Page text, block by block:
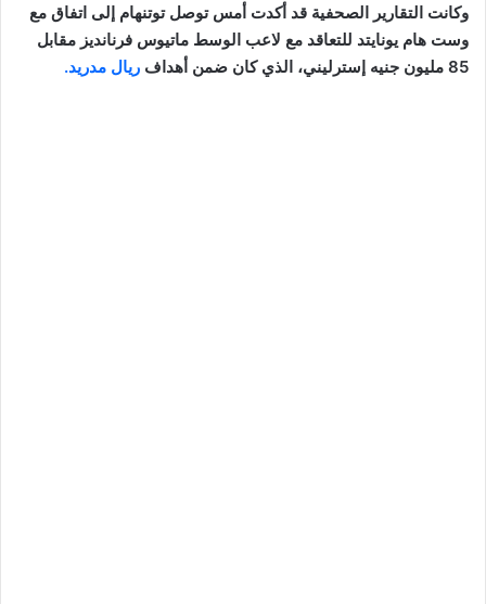
وكانت التقارير الصحفية قد أكدت أمس توصل توتنهام إلى اتفاق مع
وست هام يونايتد للتعاقد مع لاعب الوسط ماتيوس فرنانديز مقابل
85 مليون جنيه إسترليني، الذي كان ضمن أهداف
ريال مدريد.